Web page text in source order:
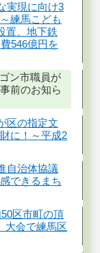
実現に向け3
練馬こども
置、地下鉄
546億円を
ン市職員が
前のお知ら
区の指定文
に！～平成2
自治体協議
できるまち
区市町の頂
大会で練馬区